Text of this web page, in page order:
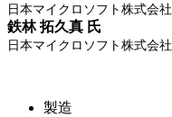
日本マイクロソフト株式会社
鉄林 拓久真 氏
日本マイクロソフト株式会社
製造